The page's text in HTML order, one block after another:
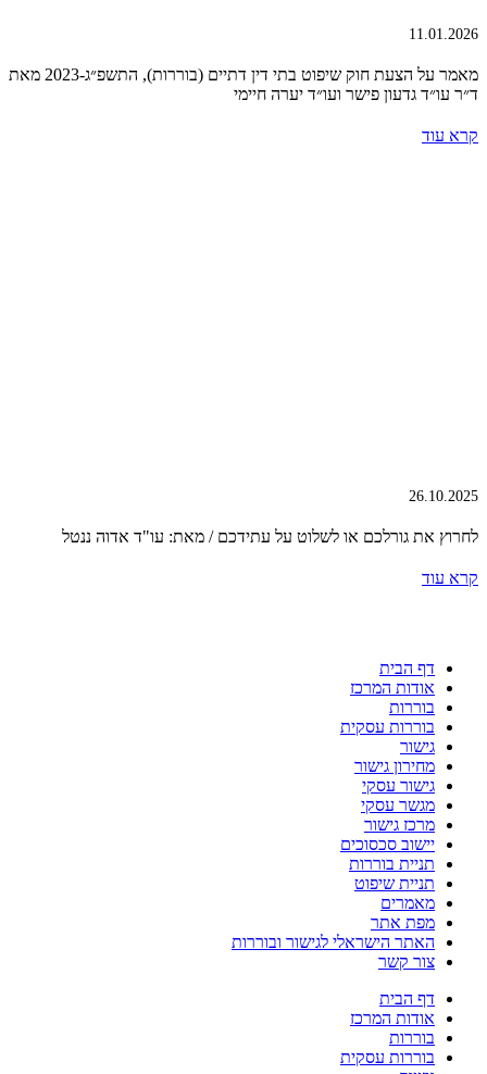
11.01.2026
מאמר על הצעת חוק שיפוט בתי דין דתיים (בוררות), התשפ״ג-2023 מאת
ד״ר עו״ד גדעון פישר ועו״ד יערה חיימי
קרא עוד
26.10.2025
לחרוץ את גורלכם או לשלוט על עתידכם / מאת: עו"ד אדוה ננטל
קרא עוד
דף הבית
אודות המרכז
בוררות
בוררות עסקית
גישור
מחירון גישור
גישור עסקי
מגשר עסקי
מרכז גישור
יישוב סכסוכים
תניית בוררות
תניית שיפוט
מאמרים
מפת אתר
האתר הישראלי לגישור ובוררות
צור קשר
דף הבית
אודות המרכז
בוררות
בוררות עסקית